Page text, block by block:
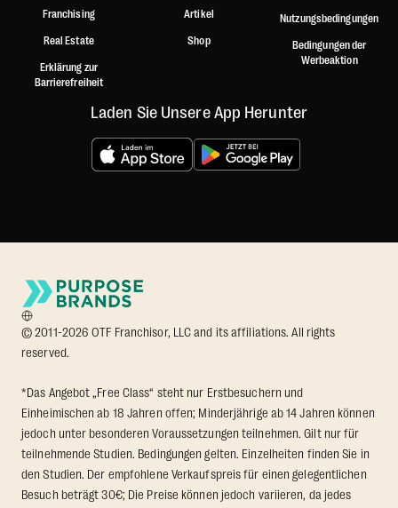
Franchising
Real Estate
Erklärung zur
Barrierefreiheit
Artikel
Shop
Nutzungsbedingungen
Bedingungen der
Werbeaktion
Laden Sie Unsere App Herunter
© 2011-2026 OTF Franchisor, LLC and its affiliations. All rights
reserved.
*Das Angebot „Free Class“ steht nur Erstbesuchern und
Einheimischen ab 18 Jahren offen; Minderjährige ab 14 Jahren können
jedoch unter besonderen Voraussetzungen teilnehmen. Gilt nur für
teilnehmende Studien. Bedingungen gelten. Einzelheiten finden Sie in
den Studien. Der empfohlene Verkaufspreis für einen gelegentlichen
Besuch beträgt 30€; Die Preise können jedoch variieren, da jedes